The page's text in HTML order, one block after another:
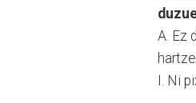
A. Ez
I. Ni